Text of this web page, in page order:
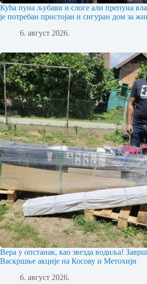
Кућа пуна љубави и слоге али препуна
је потребан пристојан и сигуран дом за
6. август 2026.
Вера у опстанак, као звезда водиља!
Васкршње акције на Косову и Метохији
6. август 2026.